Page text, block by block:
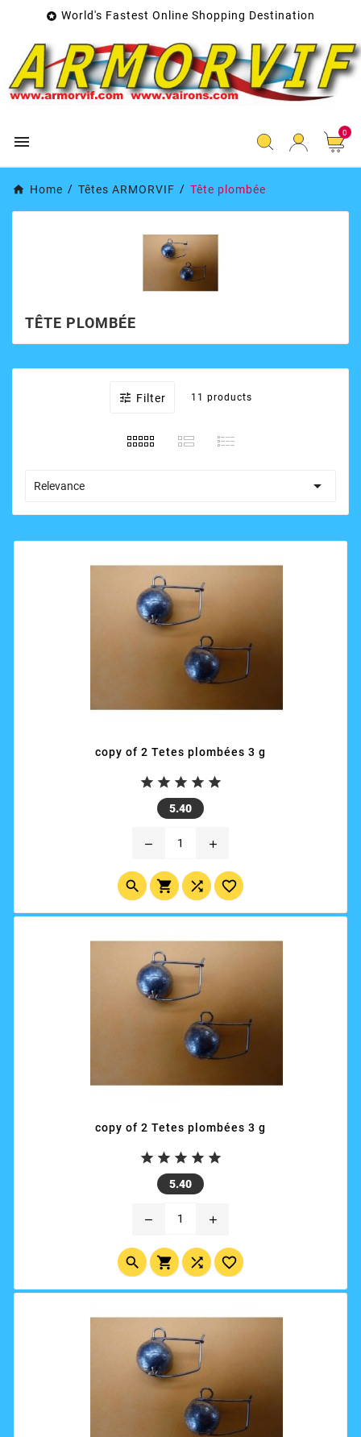
 World's Fastest Online Shopping Destination
 0
Home Têtes ARMORVIF Tête plombée
TÊTE PLOMBÉE
 Filter 11 products
Relevance 
copy of 2 Tetes plombées 3 g
    
5.40 Price
remove add
   
copy of 2 Tetes plombées 3 g
    
5.40 Price
remove add
   